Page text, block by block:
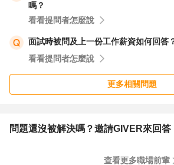
嗎？
看看提問者怎麼說
面試時被問及上一份工作薪資如何回答
看看提問者怎麼說
更多相關問題
問題還沒被解決嗎？邀請GIVER來回答
查看更多職場前輩